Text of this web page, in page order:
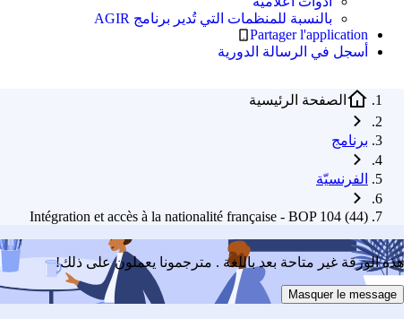
بالنسبة للمنظمات التي تُدير برنامج AGIR
Partager l'application
أسجل في الرسالة الدورية
الصفحة الرئيسية
برنامج
الفرنسيّة
Intégration et accès à la nationalité française - BOP 104 (44)
هذه الورقة غير متاحة بعد باللغة . مترجمونا يعملون على ذلك!
Masquer le message
le niveau A2